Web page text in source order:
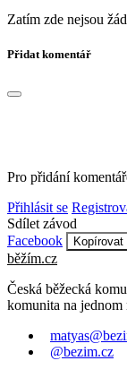
Zatím zde nejsou
Přidat komentář
Pro přidání
Přihlásit se
Sdílet závod
Facebook
Kopírovat
běžím.cz
Česká běžecká
komunita na jednom
@bezim.cz